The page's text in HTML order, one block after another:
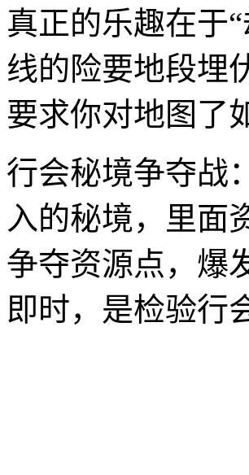
真正的乐趣在于
线的险要地段埋
要求你对地图了
行会秘境争夺战
入的秘境，里面
争夺资源点，爆
即时，是检验行